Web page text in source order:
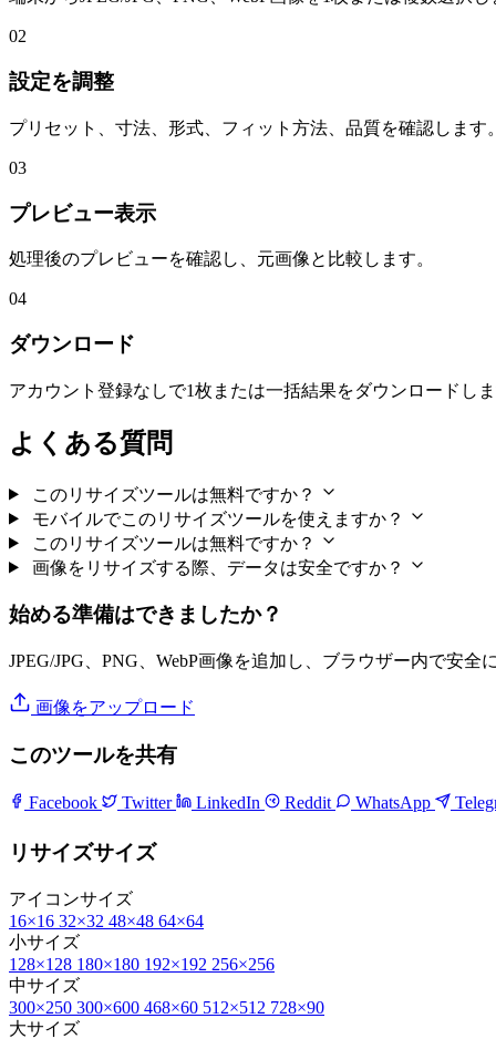
02
設定を調整
プリセット、寸法、形式、フィット方法、品質を確認します。
03
プレビュー表示
処理後のプレビューを確認し、元画像と比較します。
04
ダウンロード
アカウント登録なしで1枚または一括結果をダウンロードしま
よくある質問
このリサイズツールは無料ですか？
モバイルでこのリサイズツールを使えますか？
このリサイズツールは無料ですか？
画像をリサイズする際、データは安全ですか？
始める準備はできましたか？
JPEG/JPG、PNG、WebP画像を追加し、ブラウザー内で安全
画像をアップロード
このツールを共有
Facebook Twitter LinkedIn Reddit WhatsApp
リサイズサイズ
アイコンサイズ
16×16 32×32 48×48 64×64
小サイズ
128×128 180×180 192×192 256×256
中サイズ
300×250 300×600 468×60 512×512 728×90
大サイズ